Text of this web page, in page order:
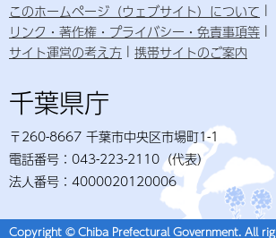
このホームページ（ウェブサイト）について
リンク・著作権・プライバシー・免責事項等
サイト運営の考え方
携帯サイトのご案内
千葉県庁
〒260-8667 千葉市中央区市場町1-1
電話番号：043-223-2110（代表）
法人番号：4000020120006
Copyright © Chiba Prefectural Government. All